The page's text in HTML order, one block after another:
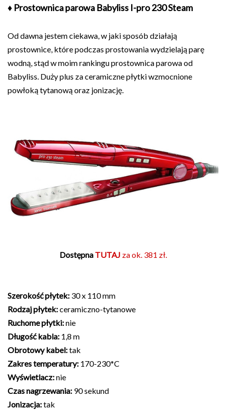
♦ Prostownica parowa Babyliss I-pro 230 Steam
Od dawna jestem ciekawa, w jaki sposób działają
prostownice, które podczas prostowania wydzielają parę
wodną, stąd w moim rankingu prostownica parowa od
Babyliss. Duży plus za ceramiczne płytki wzmocnione
powłoką tytanową oraz jonizację.
Dostępna TUTAJ za ok. 381 zł.
Szerokość płytek: 30 x 110 mm
Rodzaj płytek:ceramiczno-tytanowe
Ruchome płytki:nie
Długość kabla: 1,8 m
Obrotowy kabel:tak
Zakres temperatury: 170-230*C
Wyświetlacz:nie
Czas nagrzewania: 90 sekund
Jonizacja:tak